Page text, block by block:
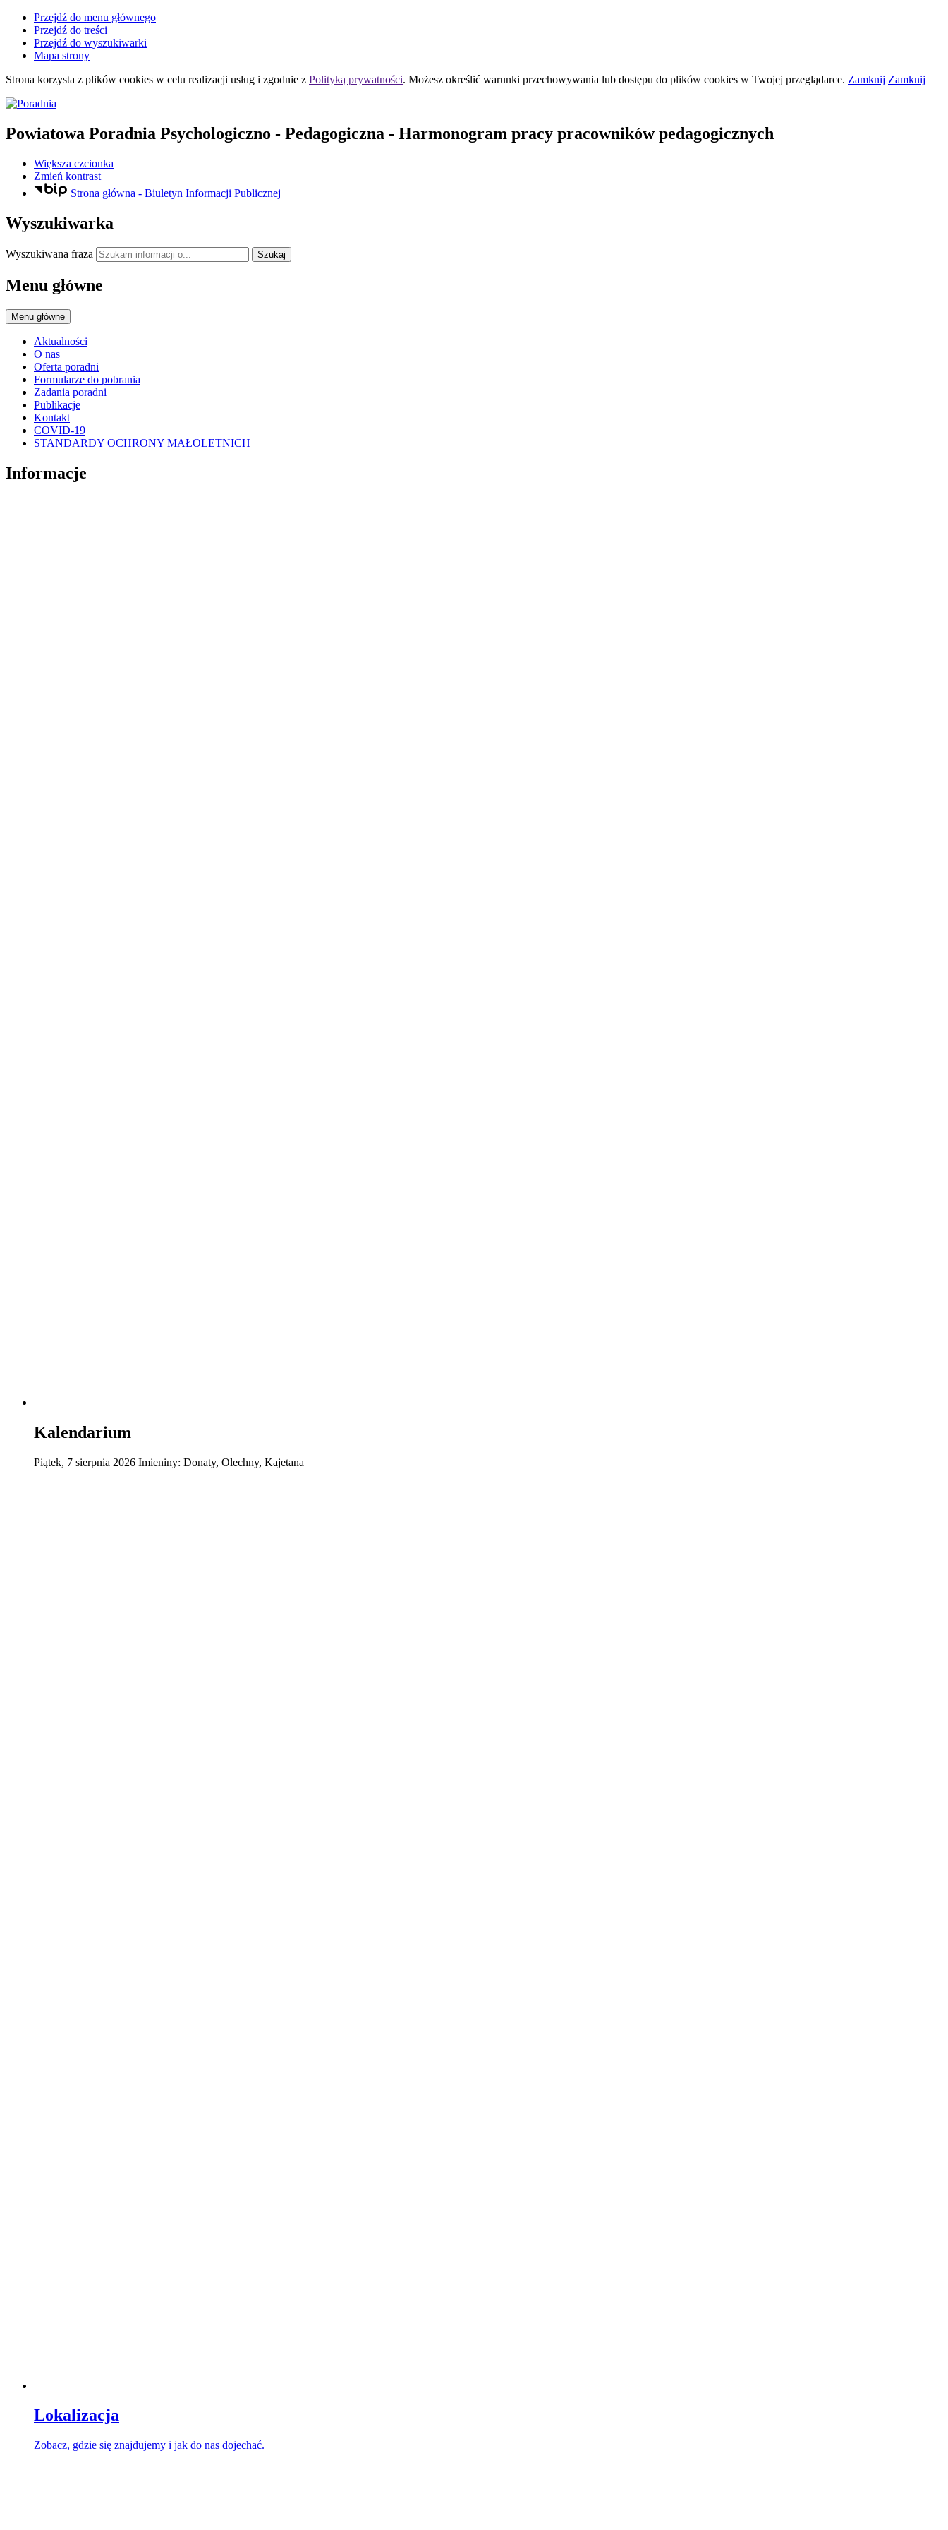
Przejdź do menu głównego
Przejdź do treści
Przejdź do wyszukiwarki
Mapa strony
Strona korzysta z plików cookies w celu realizacji usług i zgodnie z Polityką prywatności. Możesz określić warunki przechowywania lub dostępu do plików cookies w Twojej przeglądarce. Zamknij Zamknij
Powiatowa Poradnia Psychologiczno - Pedagogiczna - Harmonogram pracy pracowników pedagogicznych
Większa czcionka
Zmień kontrast
Strona główna - Biuletyn Informacji Publicznej
Wyszukiwarka
Wyszukiwana fraza Szukaj
Menu główne
Menu główne
Aktualności
O nas
Oferta poradni
Formularze do pobrania
Zadania poradni
Publikacje
Kontakt
COVID-19
STANDARDY OCHRONY MAŁOLETNICH
Informacje
Kalendarium
Piątek, 7 sierpnia 2026 Imieniny: Donaty, Olechny, Kajetana
Lokalizacja
Zobacz, gdzie się znajdujemy i jak do nas dojechać.